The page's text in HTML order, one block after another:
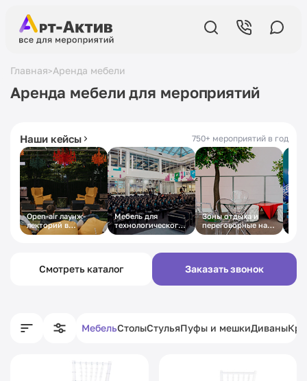
Главная>Аренда мебели
Аренда мебели для мероприятий
5,0в Яндексе
430+ отзывов
19 летна рынке
с 2007 года
Наши кейсы 750+ мероприятий в год
Open-air лаунж-
лекторий в
городском парке
Мебель для
технологического
бизнес-форума
Зоны отдыха и
переговорные на
молодёжном
Смотреть каталог Заказать звонок
МебельСтолыСтульяПуфы и мешкиДиваны